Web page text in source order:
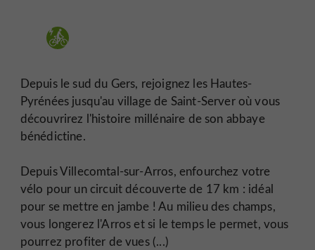
Depuis le sud du Gers, rejoignez les Hautes-
Pyrénées jusqu'au village de Saint-Server où vous
découvrirez l'histoire millénaire de son abbaye
bénédictine.
Depuis Villecomtal-sur-Arros, enfourchez votre
vélo pour un circuit découverte de 17 km : idéal
pour se mettre en jambe ! Au milieu des champs,
vous longerez l'Arros et si le temps le permet, vous
pourrez profiter de vues (...)